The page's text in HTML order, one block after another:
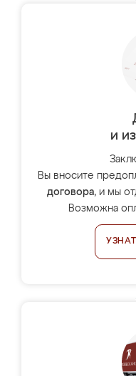
и
Вы вносите
договора, и мы
Возможна